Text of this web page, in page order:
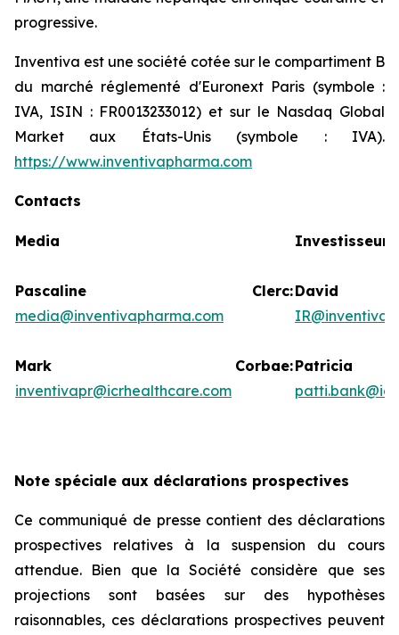
progressive.
Inventiva est une société cotée sur le compartiment B
du marché réglementé d'Euronext Paris (symbole :
IVA, ISIN : FR0013233012) et sur le Nasdaq Global
Market aux États-Unis (symbole : IVA).
https://www.inventivapharma.com
Contacts
Media
Pascaline Clerc:
media@inventivapharma.com
Mark Corbae:
inventivapr@icrhealthcare.com
Investisseurs
Note spéciale aux déclarations prospectives
Ce communiqué de presse contient des déclarations
prospectives relatives à la suspension du cours
attendue. Bien que la Société considère que ses
projections sont basées sur des hypothèses
raisonnables, ces déclarations prospectives peuvent